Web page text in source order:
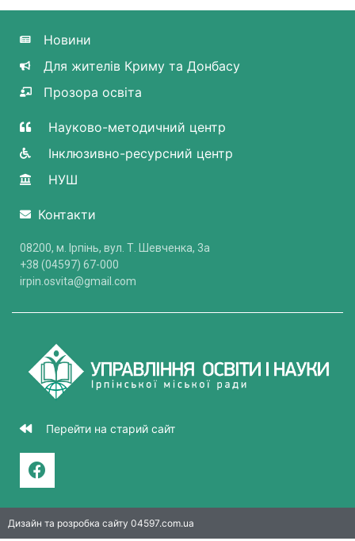
Новини
Для жителів Криму та Донбасу
Прозора освіта
Науково-методичний центр
Інклюзивно-ресурсний центр
НУШ
Контакти
08200, м. Ірпінь, вул. Т. Шевченка, 3a
+38 (04597) 67-000
irpin.osvita@gmail.com
Перейти на старий сайт
Дизайн та розробка сайту 04597.com.ua